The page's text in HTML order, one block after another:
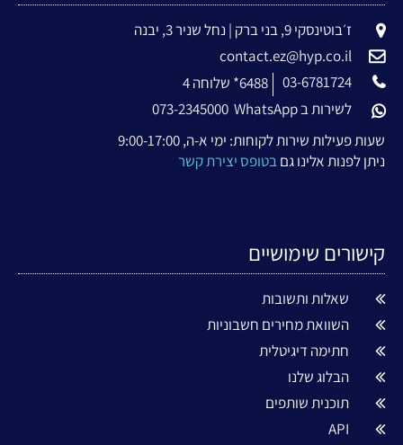
ז׳בוטינסקי 9, בני ברק | נחל שניר 3, יבנה
contact.ez@hyp.co.il
03-6781724
6488* שלוחה 4
לשירות ב WhatsApp
073-2345000
שעות פעילות שירות לקוחות: ימי א-ה, 9:00-17:00
ניתן לפנות אלינו גםבטופס יצירת קשר
קישורים שימושיים
שאלות ותשובות
השוואת מחירים חשבוניות
חתימה דיגיטלית
הבלוג שלנו
תוכנית שותפים
API